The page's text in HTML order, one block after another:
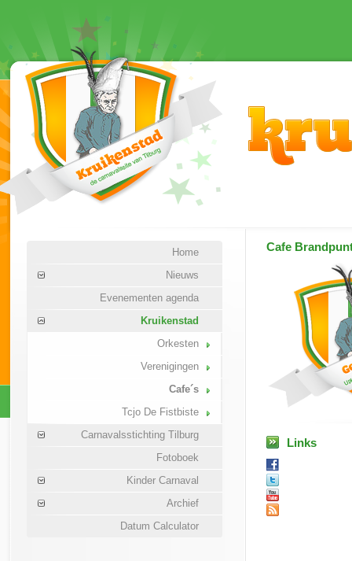
Home
Nieuws
Evenementen agenda
Kruikenstad
Orkesten
Verenigingen
Cafe´s
Tcjo De Fistbiste
Carnavalsstichting Tilburg
Fotoboek
Kinder Carnaval
Archief
Datum Calculator
Cafe
Links